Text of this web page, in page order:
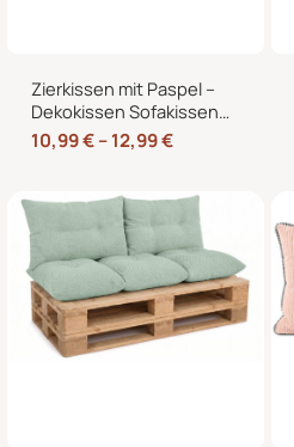
Zierkissen mit Paspel –
Dekokissen Sofakissen
mit Füllung, weicher
Bezug, formstabil,
10,99€–12,99€